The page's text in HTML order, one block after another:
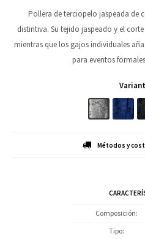
Pollera de terciopelo jaspeada de
distintiva. Su tejido jaspeado y el
mientras que los gajos individuales
para eventos
Métodos y
Composición
Tipo